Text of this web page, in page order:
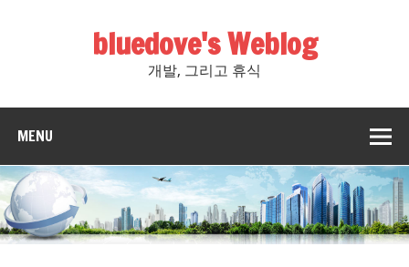
bluedove's Weblog
개발, 그리고 휴식
MENU